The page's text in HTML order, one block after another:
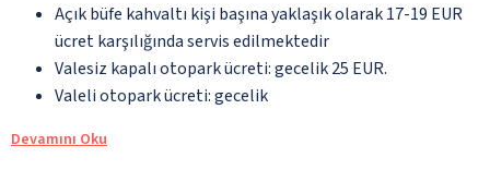
Açık büfe kahvaltı kişi başına yaklaşık olarak 17-19 EUR
ücret karşılığında servis edilmektedir
Valesiz kapalı otopark ücreti: gecelik 25 EUR.
Valeli otopark ücreti: gecelik
Devamını Oku